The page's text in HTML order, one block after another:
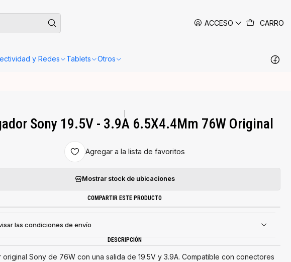
ACCESO CARRO
y Redes Tablets Otros
dentro de las siguientes 24-48 horas hábiles en Santiago.
Sony 19.5V - 3.9A 6.5X4.4Mm 76W Original
Agregar a la lista de favoritos
Mostrar stock de ubicaciones
COMPARTIR ESTE PRODUCTO
las condiciones de envío
DESCRIPCIÓN
original Sony de 76W con una salida de 19.5V y 3.9A. Compatible con conectores